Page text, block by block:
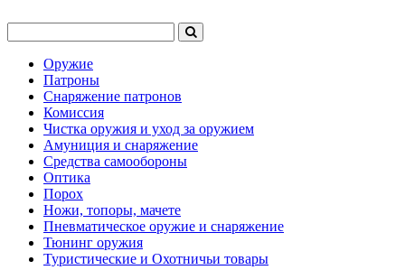
Оружие
Патроны
Снаряжение патронов
Комиссия
Чистка оружия и уход за оружием
Амуниция и снаряжение
Средства самообороны
Оптика
Порох
Ножи, топоры, мачете
Пневматическое оружие и снаряжение
Тюнинг оружия
Туристические и Охотничьи товары